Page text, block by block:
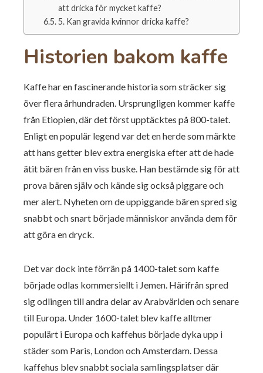
att dricka för mycket kaffe?
5. Kan gravida kvinnor dricka kaffe?
Historien bakom kaffe
Kaffe har en fascinerande historia som sträcker sig
över flera århundraden. Ursprungligen kommer kaffe
från Etiopien, där det först upptäcktes på 800-talet.
Enligt en populär legend var det en herde som märkte
att hans getter blev extra energiska efter att de hade
ätit bären från en viss buske. Han bestämde sig för att
prova bären själv och kände sig också piggare och
mer alert. Nyheten om de uppiggande bären spred sig
snabbt och snart började människor använda dem för
att göra en dryck.
Det var dock inte förrän på 1400-talet som kaffe
började odlas kommersiellt i Jemen. Härifrån spred
sig odlingen till andra delar av Arabvärlden och senare
till Europa. Under 1600-talet blev kaffe alltmer
populärt i Europa och kaffehus började dyka upp i
städer som Paris, London och Amsterdam. Dessa
kaffehus blev snabbt sociala samlingsplatser där